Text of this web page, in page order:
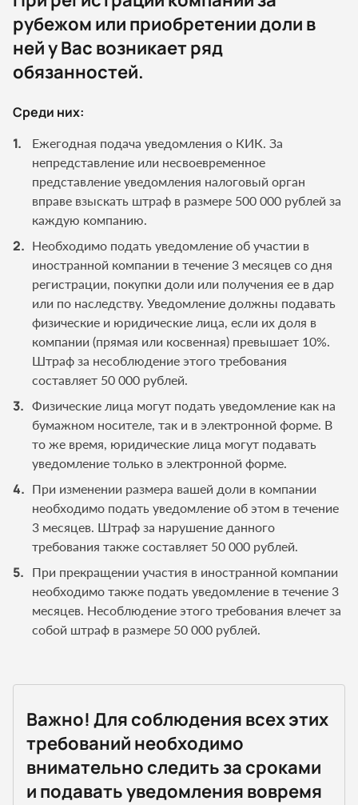
рубежом или приобретении доли в
ней у Вас возникает ряд
обязанностей.
Среди них:
Ежегодная подача уведомления о КИК. За
непредставление или несвоевременное
представление уведомления налоговый орган
вправе взыскать штраф в размере 500 000 рублей за
каждую компанию.
Необходимо подать уведомление об участии в
иностранной компании в течение 3 месяцев со дня
регистрации, покупки доли или получения ее в дар
или по наследству. Уведомление должны подавать
физические и юридические лица, если их доля в
компании (прямая или косвенная) превышает 10%.
Штраф за несоблюдение этого требования
составляет 50 000 рублей.
Физические лица могут подать уведомление как на
бумажном носителе, так и в электронной форме. В
то же время, юридические лица могут подавать
уведомление только в электронной форме.
При изменении размера вашей доли в компании
необходимо подать уведомление об этом в течение
3 месяцев. Штраф за нарушение данного
требования также составляет 50 000 рублей.
При прекращении участия в иностранной компании
необходимо также подать уведомление в течение 3
месяцев. Несоблюдение этого требования влечет за
собой штраф в размере 50 000 рублей.
Важно! Для соблюдения всех этих
требований необходимо
внимательно следить за сроками
и подавать уведомления вовремя